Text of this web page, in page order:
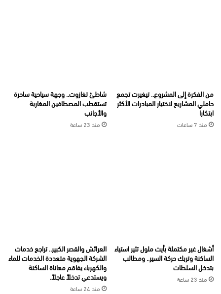
من الفكرة إلى المشروع.. تيغيرت تجمع
حاملي المشاريع لاختيار المبادرات الأكثر
ابتكارا
منذ 7 ساعات
شاطئ تغازوت.. وجهة سياحية ساحرة
تستقطب المصطافين المغاربة
والأجانب
منذ 23 ساعة
أشغال غير مكتملة بأيت ملول تثير استياء
الساكنة وتربك حركة السير.. ومطالب
بتدخل السلطات
منذ 23 ساعة
العرائش والقصر الكبير.. تراجع خدمات
الشركة الجهوية متعددة الخدمات للماء
والكهرباء يفاقم معاناة الساكنة
ويستدعي تدخلاً عاجلاً.
منذ 24 ساعة